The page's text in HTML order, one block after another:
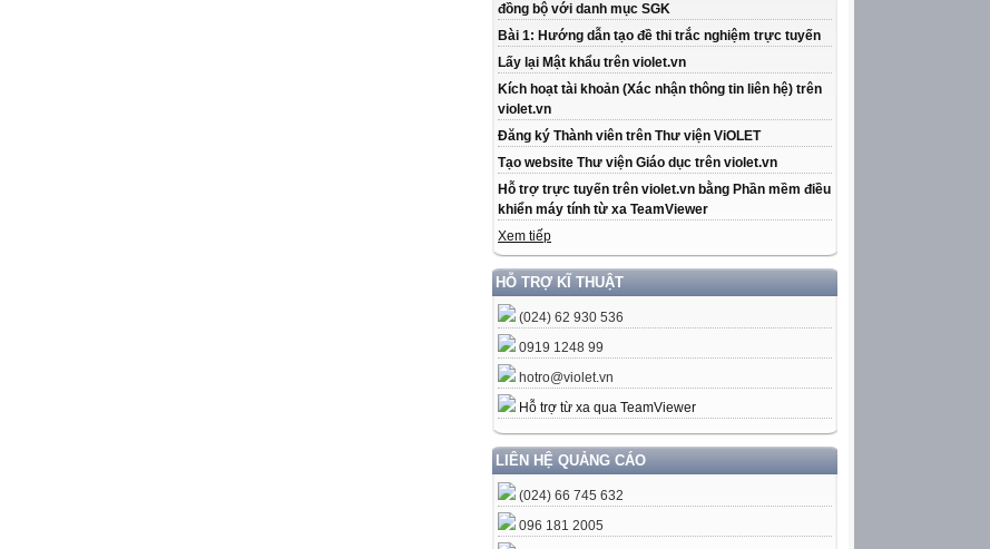
đồng bộ với danh mục SGK
Bài 1: Hướng dẫn tạo đề thi trắc nghiệm trực tuyến
Lấy lại Mật khẩu trên violet.vn
Kích hoạt tài khoản (Xác nhận thông tin liên hệ) trên
violet.vn
Đăng ký Thành viên trên Thư viện ViOLET
Tạo website Thư viện Giáo dục trên violet.vn
Hỗ trợ trực tuyến trên violet.vn bằng Phần mềm điều
khiển máy tính từ xa TeamViewer
Xem tiếp
HỖ TRỢ KĨ THUẬT
(024) 62 930 536
0919 1248 99
hotro@violet.vn
Hỗ trợ từ xa qua TeamViewer
LIÊN HỆ QUẢNG CÁO
(024) 66 745 632
096 181 2005